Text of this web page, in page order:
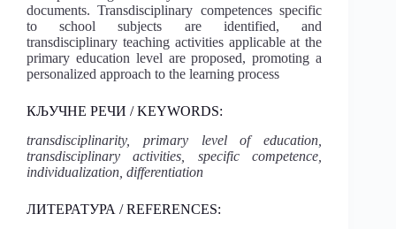
documents. Transdisciplinary competences specific
to school subjects are identified, and
transdisciplinary teaching activities applicable at the
primary education level are proposed, promoting a
personalized approach to the learning process
КЉУЧНЕ РЕЧИ / KEYWORDS:
transdisciplinarity, primary level of education,
transdisciplinary activities, specific competence,
individualization, differentiation
ЛИТЕРАТУРА / REFERENCES: